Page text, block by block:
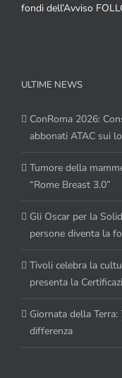
fondi dell’Avviso
ULTIME NEWS
ConRoma 2026:
abbonati ATAC sui
Tumore della
“Rome Breast 3.0”
Gli Oscar per la
persone diventa la
Tivoli celebra la
presenta la
Giornata della
differenza